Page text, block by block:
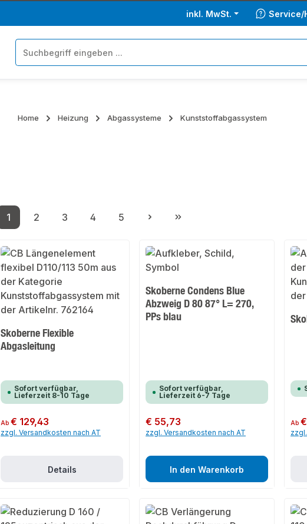
inkl. MwSt. Service/
Home Heizung Abgassysteme Kunststoffabgassystem
Seite
1
Seite
2
Seite
3
Seite
4
Seite
5
Skoberne Flexible
Abgasleitung
Sofort verfügbar,
Lieferzeit 8-10 Tage
Regulärer Preis:
Ab€ 129,43
zzgl. Versandkosten nach AT
Details
Skoberne Condens Blue
Abzweig D 80 87° L= 270,
PPs blau
Sofort verfügbar,
Lieferzeit 6-7 Tage
Regulärer Preis:
€ 55,73
zzgl. Versandkosten nach AT
In den Warenkorb
Ab